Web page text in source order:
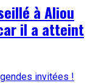
à Aliou
il a atteint